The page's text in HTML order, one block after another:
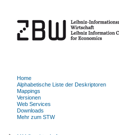
Home
Alphabetische Liste der Deskriptoren
Mappings
Versionen
Web Services
Downloads
Mehr zum STW